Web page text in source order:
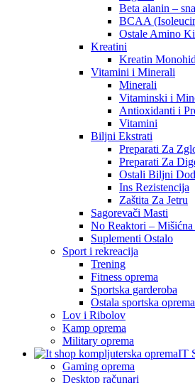
Beta alanin –
BCAA
Ostale Amino
Kreatini
Kreatin
Vitamini i Minerali
Minerali
Vitaminski i
Antioxidanti i
Vitamini
Biljni Ekstrati
Preparati Za
Preparati Za
Ostali Biljni
Ins Rezistencija
Zaštita Za Jetru
Sagorevači Masti
No Reaktori – Mišićna
Suplementi Ostalo
Sport i rekreacija
Trening
Fitness oprema
Sportska garderoba
Ostala sportska oprema
Lov i Ribolov
Kamp oprema
Military oprema
IT
Gaming oprema
Desktop računari